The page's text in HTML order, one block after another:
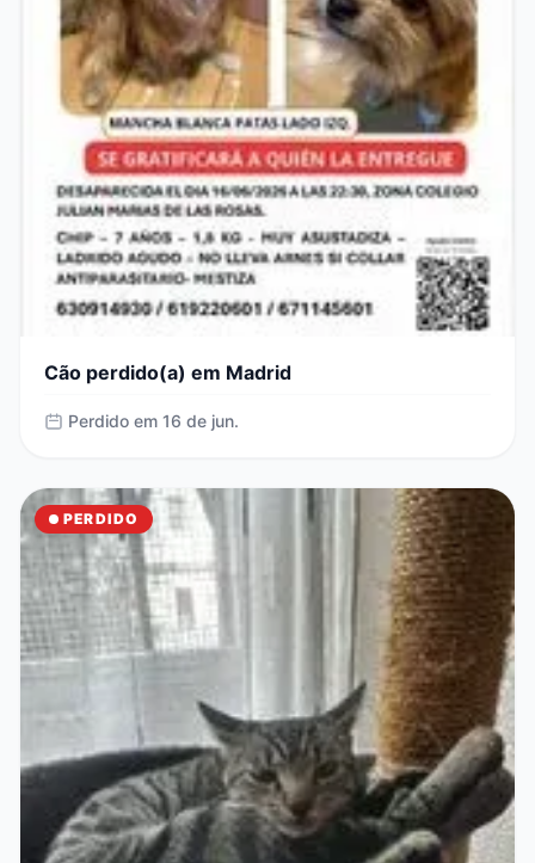
Cão perdido(a) em Madrid
Perdido em 16 de jun.
PERDIDO